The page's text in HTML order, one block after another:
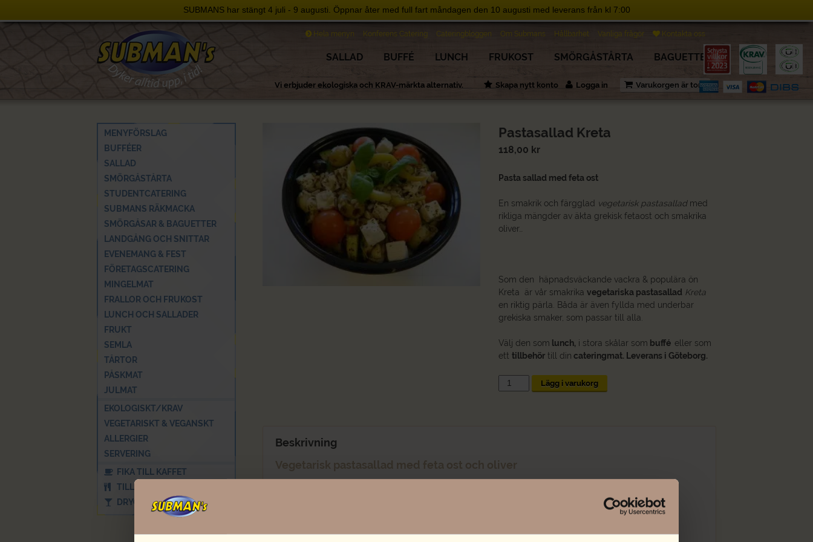
SUBMANS har stängt 4 juli - 9 augusti. Öppnar åter med full fart måndagen den 10 augusti med leverans från kl 7:00
Skip
SALLAD BUFFÉ LUNCH FRUKOST SMÖRGÅSTÅRTA BAGUETTE
Hela menyn Konferens Catering Cateringbloggen Om Submans Hållbarhet Vanliga frågor Kontakta oss
Vi erbjuder ekologiska och KRAV-märkta alternativ. Varukorgen är tom
Skapa nytt konto Logga in
Pastasallad Kreta
118,00 kr
Pasta sallad med feta ost
En smakrik och färgglad vegetarisk pastasalladmed
rikliga mängder av äkta grekisk fetaost och smakrika
oliver…
Som den häpnadsväckande vackra & populära ön
Kreta är vår smakrika vegetariska pastasallad Kreta
en riktig pärla. Båda är även fyllda med underbar
grekiska smaker, som passar till alla.
Välj den som lunch, i stora skålar som buffé eller som
ett tillbehör till din cateringmat. Leverans i Göteborg.
Pastasallad
Kreta
Lägg i varukorg
Beskrivning
Vegetarisk pastasallad med feta ost och oliver
som är lätt kryddad med salt, peppar, torkad basilika, olivolja¤
MENYFÖRSLAG
BUFFÉER
SALLAD
SMÖRGÅSTÅRTA
STUDENTCATERING
SUBMANS RÄKMACKA
SMÖRGÅSAR & BAGUETTER
LANDGÅNG OCH SNITTAR
EVENEMANG & FEST
FÖRETAGSCATERING
MINGELMAT
FRALLOR OCH FRUKOST
LUNCH OCH SALLADER
FRUKT
SEMLA
TÅRTOR
PÅSKMAT
JULMAT
EKOLOGISKT/KRAV
VEGETARISKT & VEGANSKT
ALLERGIER
SERVERING
FIKA TILL KAFFET
TILLBEHÖR
DRYCK